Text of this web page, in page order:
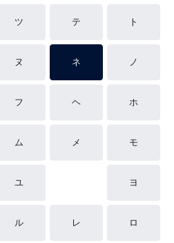
ツ テ ト
ヌ ネ ノ
フ ヘ ホ
ム メ モ
ユ ヨ
ル レ ロ